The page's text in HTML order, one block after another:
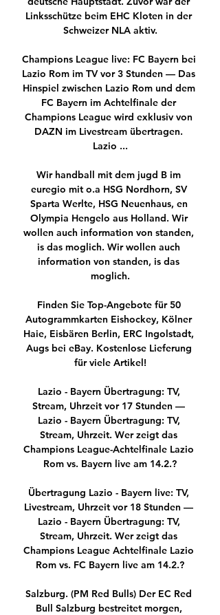
Linksschütze beim EHC Kloten in der
Schweizer NLA aktiv.
Champions League live: FC Bayern bei
Lazio Rom im TV vor 3 Stunden — Das
Hinspiel zwischen Lazio Rom und dem
FC Bayern im Achtelfinale der
Champions League wird exklusiv von
DAZN im Livestream übertragen.
Lazio ...
Wir handball mit dem jugd B im
euregio mit o.a HSG Nordhorn, SV
Sparta Werlte, HSG Neuenhaus, en
Olympia Hengelo aus Holland. Wir
wollen auch information von standen,
is das moglich. Wir wollen auch
information von standen, is das
moglich.
Finden Sie Top-Angebote für 50
Autogrammkarten Eishockey, Kölner
Haie, Eisbären Berlin, ERC Ingolstadt,
Augs bei eBay. Kostenlose Lieferung
für viele Artikel!
Lazio - Bayern Übertragung: TV,
Stream, Uhrzeit vor 17 Stunden —
Lazio - Bayern Übertragung: TV,
Stream, Uhrzeit. Wer zeigt das
Champions League-Achtelfinale Lazio
Rom vs. Bayern live am 14.2.?
Übertragung Lazio - Bayern live: TV,
Livestream, Uhrzeit vor 18 Stunden —
Lazio - Bayern Übertragung: TV,
Stream, Uhrzeit. Wer zeigt das
Champions League Achtelfinale Lazio
Rom vs. FC Bayern live am 14.2.?
Salzburg. (PM Red Bulls) Der EC Red
Bull Salzburg bestreitet morgen,